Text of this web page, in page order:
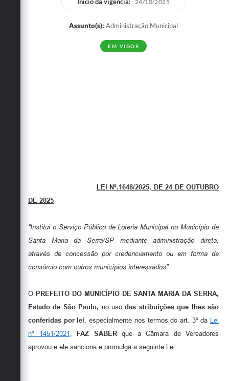
24/10/2025
Assunto(s): Administração Municipal
EM VIGOR
LEI Nº.1648/2025, DE 24 DE OUTUBRO
DE 2025
“Institui o Serviço Público de Loteria Municipal no Município de
Santa Maria da Serra/SP mediante administração direta,
através de concessão por credenciamento ou em forma de
consórcio com outros municípios interessados”
O PREFEITO DO MUNICÍPIO DE SANTA MARIA DA SERRA,
Estado de São Paulo, no usodas atribuições que lhes são
conferidas por lei , especialmente nos termos do art. 3º da Lei
nº 1451/2021
FAZ SABER que a Câmara de Vereadores
aprovou e ele sanciona e promulga a seguinte Lei: